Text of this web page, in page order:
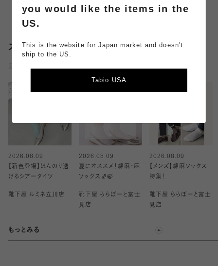
スタッフブログ
2026.08.09
【新色登場】ほんのり透
けるシアータイツ
靴下屋 ルミネ立川店
2026.08.09
夏にオススメ！綿麻・麻
ソックス🧦🍃
靴下屋 ららぽーと富士
見店
2026.08.09
【メンズ】綿麻ソックス
特集！
靴下屋 ららぽーと富士
見店
もっとみる
you would like the items in the
US.
This is the website for Japan market and doesn't
ship to the US.
Tabio USA